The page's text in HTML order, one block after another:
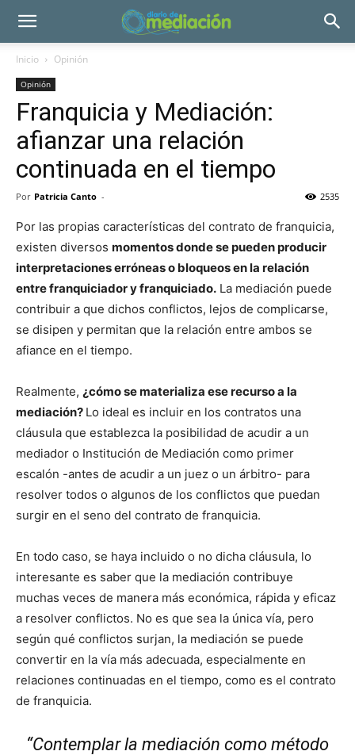
Inicio Opinión
Opinión
Franquicia y Mediación:
afianzar una relación
continuada en el tiempo
Por Patricia Canto - 2535
Por las propias características del contrato de franquicia,
existen diversos momentos donde se pueden producir
interpretaciones erróneas o bloqueos en la relación
entre franquiciador y franquiciado. La mediación puede
contribuir a que dichos conflictos, lejos de complicarse,
se disipen y permitan que la relación entre ambos se
afiance en el tiempo.
Realmente, ¿cómo se materializa ese recurso a la
mediación? Lo ideal es incluir en los contratos una
cláusula que establezca la posibilidad de acudir a un
mediador o Institución de Mediación como primer
escalón -antes de acudir a un juez o un árbitro- para
resolver todos o algunos de los conflictos que puedan
surgir en el seno del contrato de franquicia.
En todo caso, se haya incluido o no dicha cláusula, lo
interesante es saber que la mediación contribuye
muchas veces de manera más económica, rápida y eficaz
a resolver conflictos. No es que sea la única vía, pero
según qué conflictos surjan, la mediación se puede
convertir en la vía más adecuada, especialmente en
relaciones continuadas en el tiempo, como es el contrato
de franquicia.
“Contemplar la mediación como método